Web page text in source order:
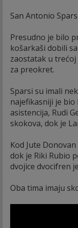
San Antonio
Presudno je bilo
košarkaši dobili
zaostatak u
za preokret.
Sparsi su imali
najefikasniji je bio
asistencija, Rudi
skokova, dok je
Kod Jute
dok je Riki Rubio
dvojice dvocifren
Oba tima imaju